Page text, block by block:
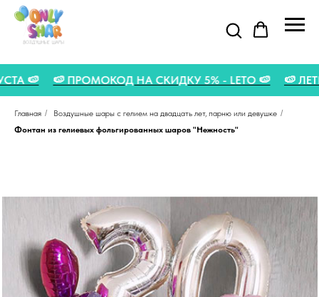
🍉 🍉 ПРОМОКОД НА СКИДКУ 5% - LETO 🍉
Главная / Воздушные шары с гелием на двадцать лет, парню или девушке /
Фонтан из гелиевых фольгированных шаров "Нежность"